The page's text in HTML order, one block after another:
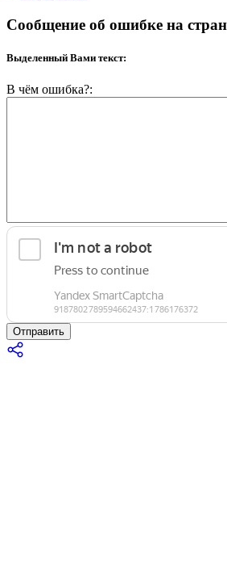
Сообщение об ошибке на
Выделенный Вами текст:
В чём ошибка?:
Отправить